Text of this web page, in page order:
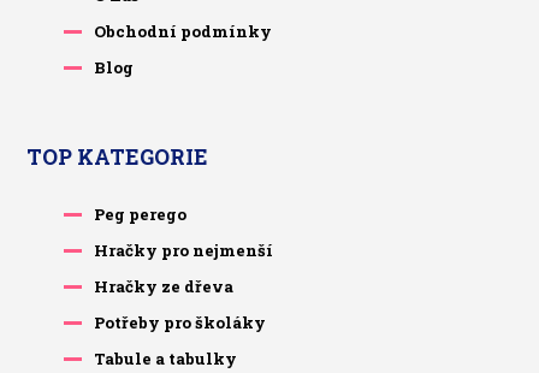
Obchodní podmínky
Blog
TOP KATEGORIE
Peg perego
Hračky pro nejmenší
Hračky ze dřeva
Potřeby pro školáky
Tabule a tabulky